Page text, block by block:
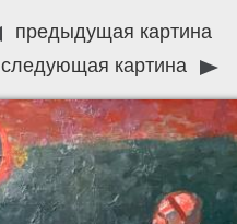
предыдущая картина
следующая картина